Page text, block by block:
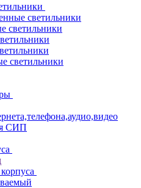
светильники
светильники
светильники
СИП